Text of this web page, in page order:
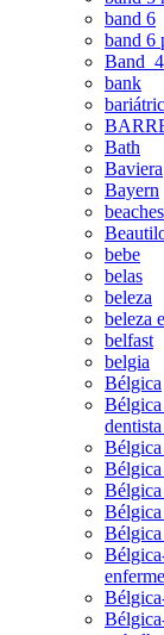
band 6
band 6
Band_4
bank
Bath
Baviera
Bayern
beaches
bebe
belas
beleza
beleza
belfast
belgia
Bélgica
Bélgica
Bélgica
Bélgica